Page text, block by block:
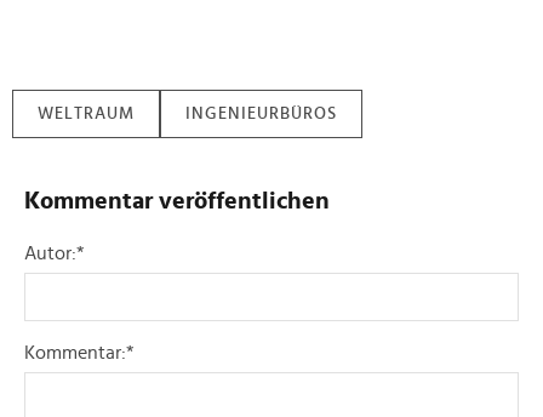
WELTRAUM INGENIEURBÜROS
Kommentar veröffentlichen
Autor:*
Kommentar:*